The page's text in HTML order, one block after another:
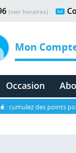
(voir horaires)
Mon
Occasion
: cumulez des points